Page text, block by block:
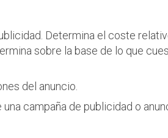
Determina el coste
sobre la base de lo que
del anuncio.
campaña de publicidad o